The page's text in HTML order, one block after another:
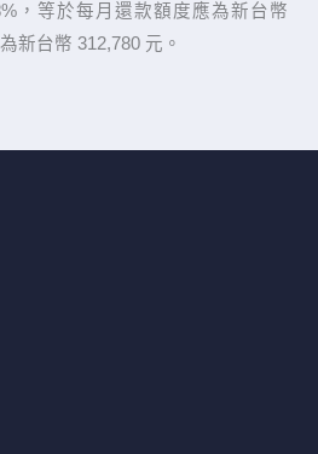
，等於每月還款額度應為新台幣
新台幣 312,780 元。